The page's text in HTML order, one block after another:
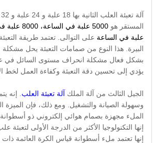
المستقر هو
علبة في الساعة على التوالى. تعتمد طريقة
البيرة. هذا النوع من صمامات التعبئة يحل
بشكل فعال مشكلة انحراف مستوى السائل في
يؤدي إلى تحسين دقة التعبئة وكفاءة العمل لخط
الجيل الثالث من آلة الملك آلة تعبئة العلب . إنه
وسهولة الصيانة والتشغيل. ومع ذلك، فإن الميزة
الملء مجهزة بصمام هوائي إلكتروني ذو
إنها التكنولوجيا الأكثر من الدرجة الأولى لتعبئة
إنها تعتمد ملء أسطوانة قياس الكرة العائمة ذات